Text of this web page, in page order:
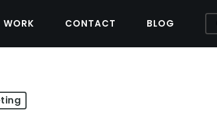
WORK CONTACT BLOG